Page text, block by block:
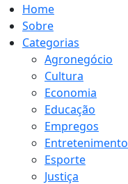
Home
Sobre
Categorias
Agronegócio
Cultura
Economia
Educação
Empregos
Entretenimento
Esporte
Justiça